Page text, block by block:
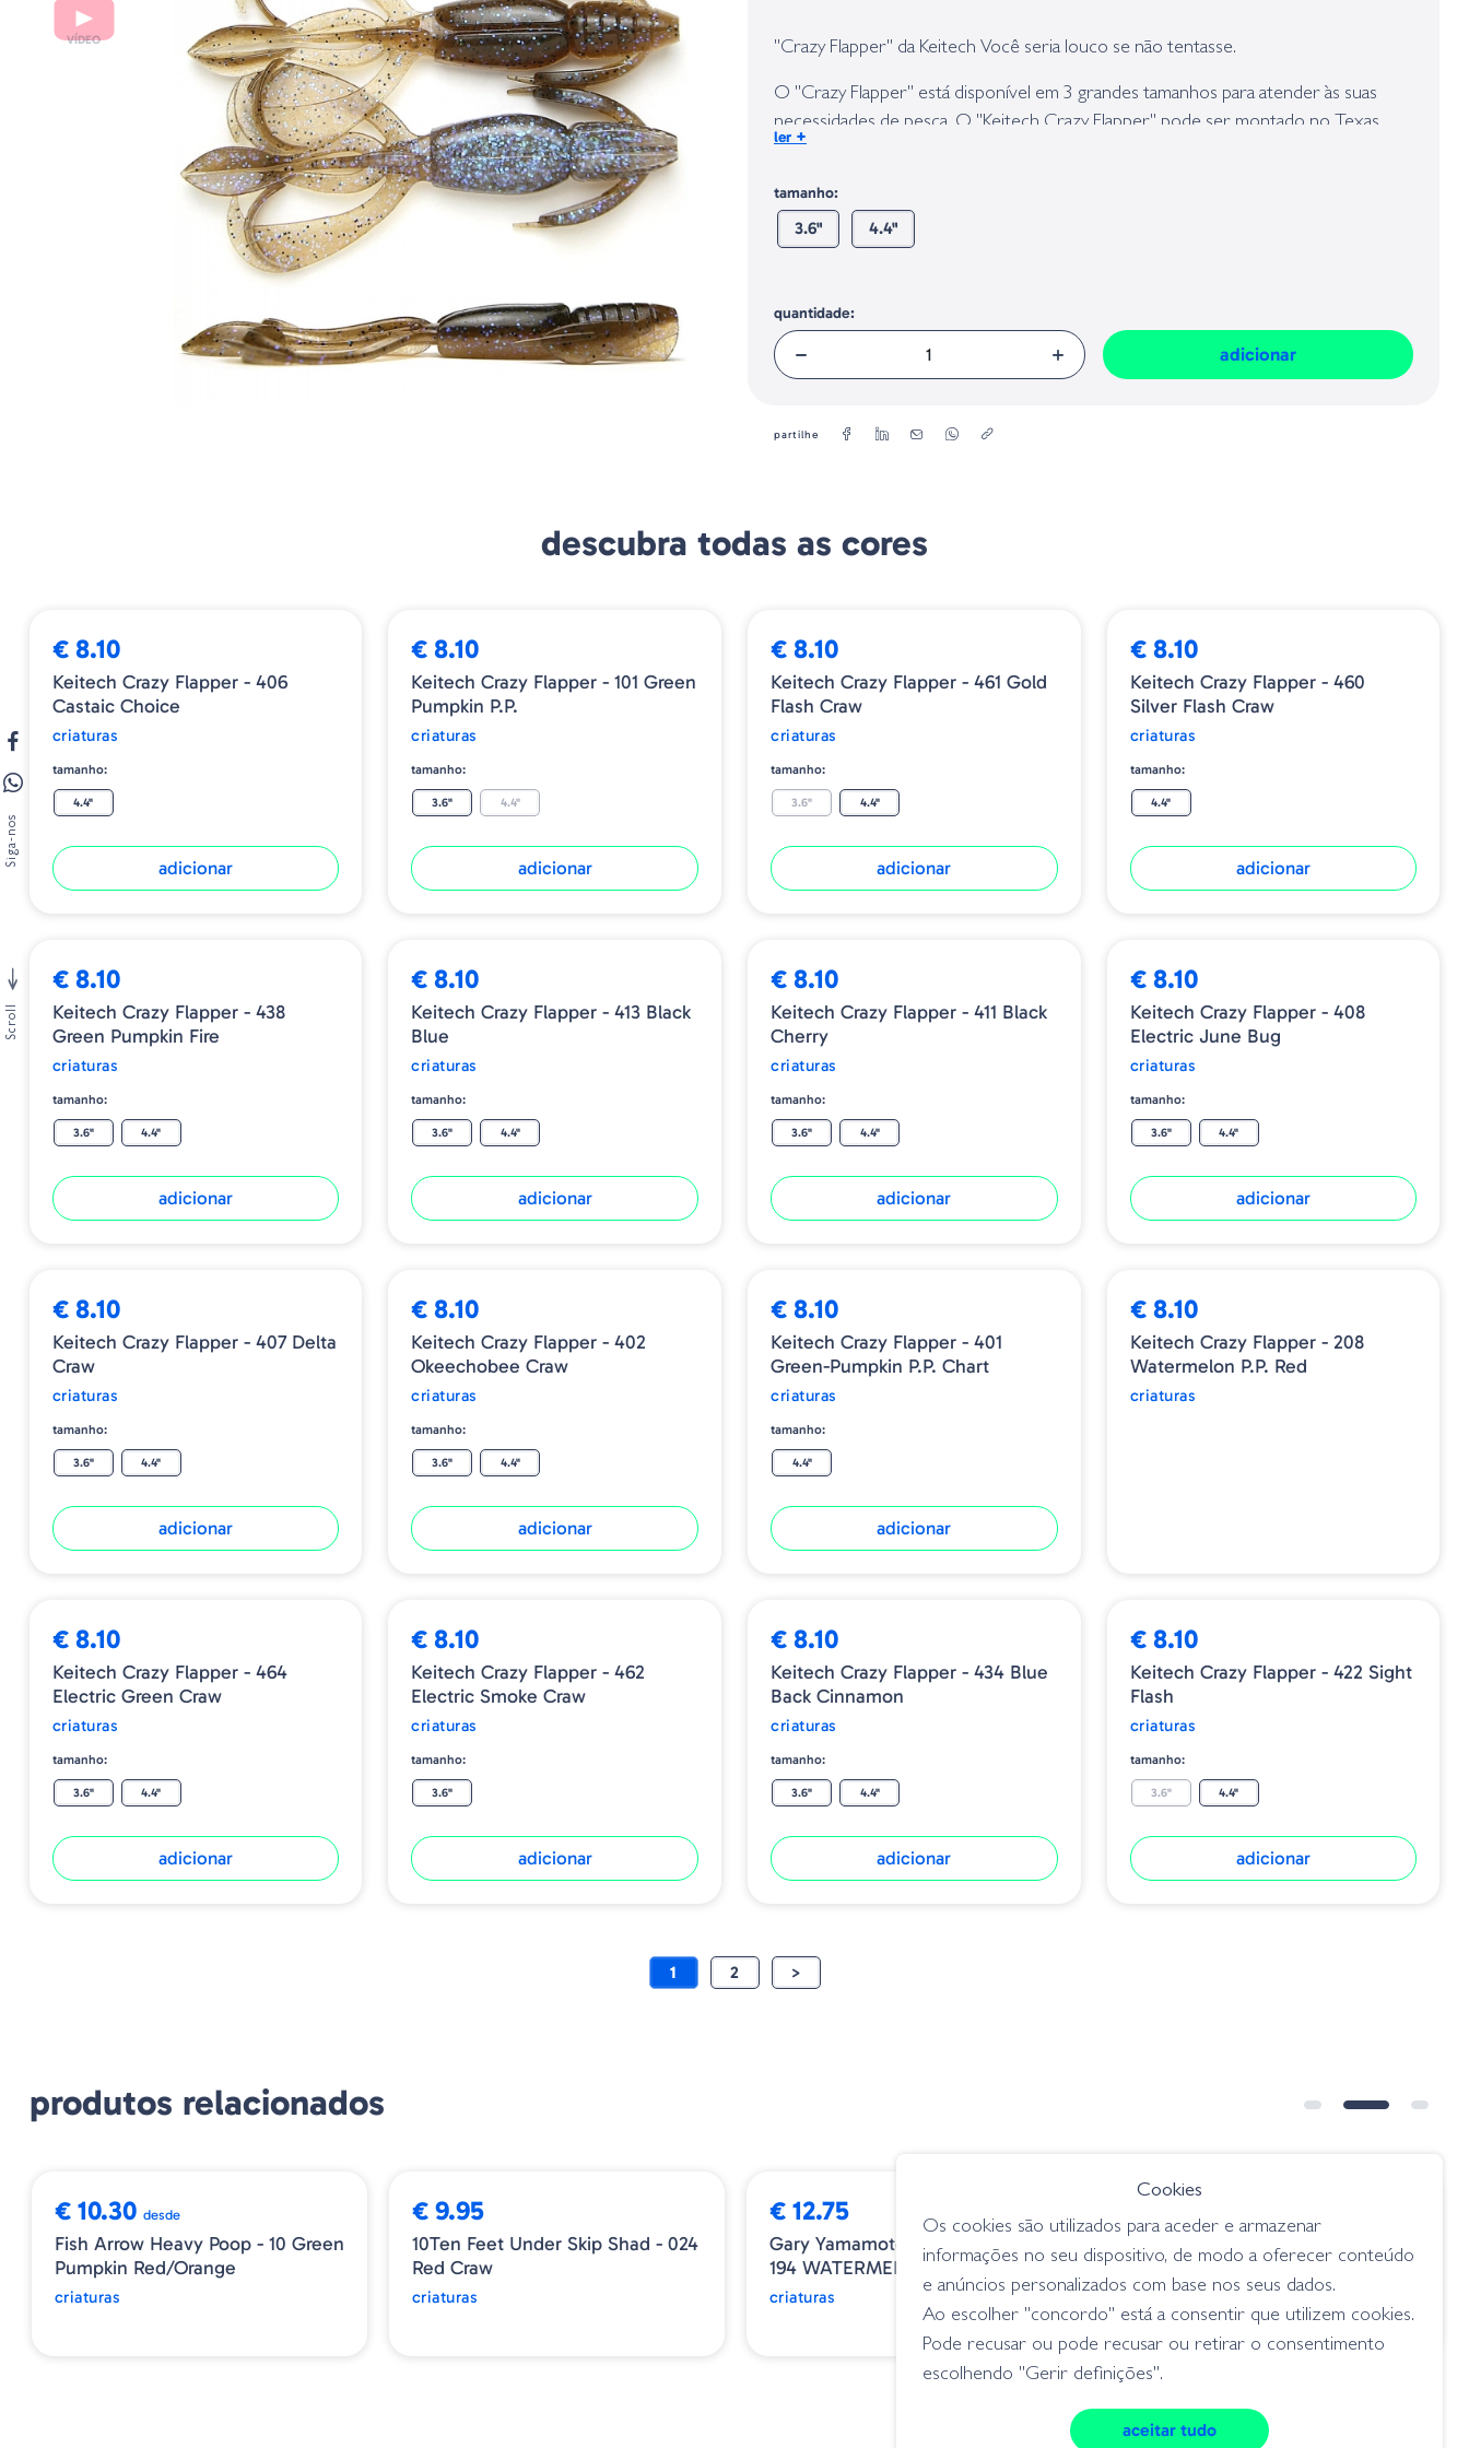
"Crazy Flapper" da Keitech Você seria louco se não tentasse.
O "Crazy Flapper" está disponível em 3 grandes tamanhos para atender às suas
necessidades de pesca. O "Keitech Crazy Flapper" pode ser montado no Texas,
perfeito para deslizar através da tampa enquanto as garras e tentáculos vibram
sedutoramente seguindo o menor movimento. Isso permite que o pescador use
ler +
tamanho:
3.6" 4.4"
quantidade:
adicionar
partilhe
descubra todas as cores
€ 8.10
Keitech Crazy Flapper - 406
Castaic Choice
criaturas
tamanho:
4.4"
adicionar
€ 8.10
Keitech Crazy Flapper - 101 Green
Pumpkin P.P.
criaturas
tamanho:
3.6" 4.4"
adicionar
€ 8.10
Keitech Crazy Flapper - 461 Gold
Flash Craw
criaturas
tamanho:
3.6" 4.4"
adicionar
€ 8.10
Keitech Crazy Flapper - 460
Silver Flash Craw
criaturas
tamanho:
4.4"
adicionar
€ 8.10
Keitech Crazy Flapper - 438
Green Pumpkin Fire
criaturas
tamanho:
3.6" 4.4"
adicionar
€ 8.10
Keitech Crazy Flapper - 413 Black
Blue
criaturas
tamanho:
3.6" 4.4"
adicionar
€ 8.10
Keitech Crazy Flapper - 411 Black
Cherry
criaturas
tamanho:
3.6" 4.4"
adicionar
€ 8.10
Keitech Crazy Flapper - 408
Electric June Bug
criaturas
tamanho:
3.6" 4.4"
adicionar
€ 8.10
Keitech Crazy Flapper - 407 Delta
Craw
criaturas
tamanho:
3.6" 4.4"
adicionar
€ 8.10
Keitech Crazy Flapper - 402
Okeechobee Craw
criaturas
tamanho:
3.6" 4.4"
adicionar
€ 8.10
Keitech Crazy Flapper - 401
Green-Pumpkin P.P. Chart
criaturas
tamanho:
4.4"
adicionar
€ 8.10
Keitech Crazy Flapper - 208
Watermelon P.P. Red
criaturas
€ 8.10
Keitech Crazy Flapper - 464
Electric Green Craw
criaturas
tamanho:
3.6" 4.4"
adicionar
€ 8.10
Keitech Crazy Flapper - 462
Electric Smoke Craw
criaturas
tamanho:
3.6"
adicionar
€ 8.10
Keitech Crazy Flapper - 434 Blue
Back Cinnamon
criaturas
tamanho:
3.6" 4.4"
adicionar
€ 8.10
Keitech Crazy Flapper - 422 Sight
Flash
criaturas
tamanho:
3.6" 4.4"
adicionar
1 2 >
produtos relacionados
€ 10.30 desde
Fish Arrow Heavy Poop - 10 Green
Pumpkin Red/Orange
criaturas
€ 9.95
10Ten Feet Under Skip Shad - 024
Red Craw
criaturas
€ 12.75
Gary Yamamoto Flappin´Hog -
194 WATERMELON W/ BLK FLK
criaturas
€ 12.95
Gary Yamamoto Kreature - 021
Black W/ LG Blue
criaturas
Siga-nos
Scroll
Cookies
Os cookies são utilizados para aceder e armazenar
informações no seu dispositivo, de modo a oferecer conteúdo
e anúncios personalizados com base nos seus dados.
Ao escolher "concordo" está a consentir que utilizem cookies.
Pode recusar ou pode recusar ou retirar o consentimento
escolhendo "Gerir definições".
aceitar tudo